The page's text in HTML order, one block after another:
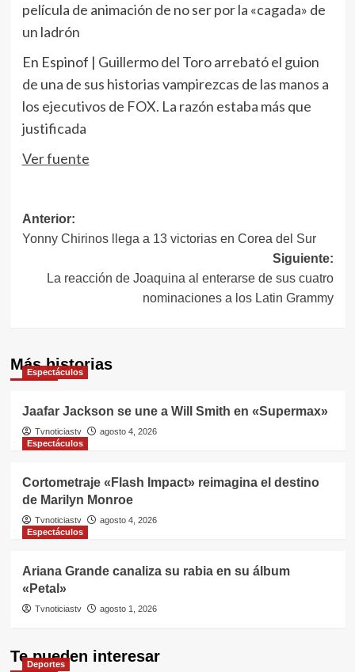
película de animación de no ser por la «cagada» de
un ladrón
En Espinof | Guillermo del Toro arrebató el guion
de una de sus historias vampirezcas de las manos a
los ejecutivos de FOX. La razón estaba más que
justificada
Ver fuente
Navegación
de
entradas
Anterior:
Yonny Chirinos llega a 13 victorias en Corea del Sur
Siguiente:
La reacción de Joaquina al enterarse de sus cuatro
nominaciones a los Latin Grammy
Más historias
Espectáculos
Jaafar Jackson se une a Will Smith en «Supermax»
Tvnoticiastv
agosto 4, 2026
Espectáculos
Cortometraje «Flash Impact» reimagina el destino
de Marilyn Monroe
Tvnoticiastv
agosto 4, 2026
Espectáculos
Ariana Grande canaliza su rabia en su álbum
«Petal»
Tvnoticiastv agosto 1, 2026
Te pueden interesar
Deportes